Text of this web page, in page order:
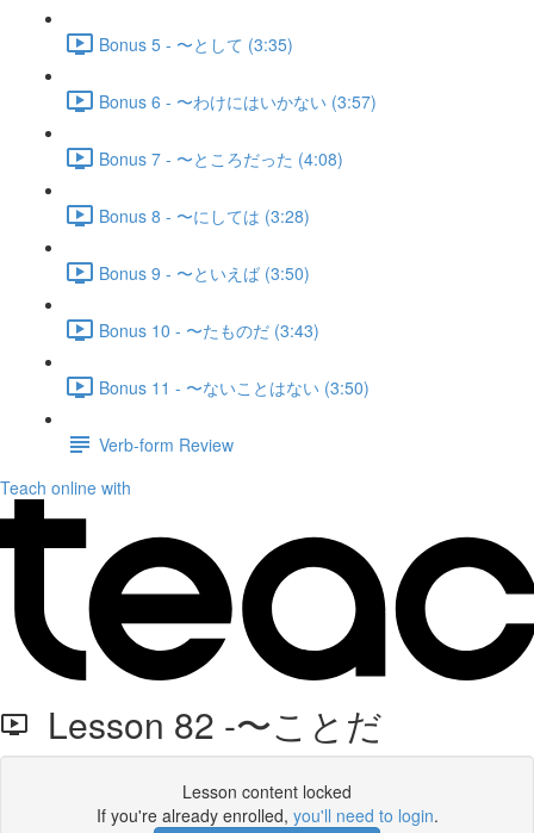
Bonus 5 - 〜として (3:35)
Bonus 6 - 〜わけにはいかない (3:57)
Bonus 7 - 〜ところだった (4:08)
Bonus 8 - 〜にしては (3:28)
Bonus 9 - 〜といえば (3:50)
Bonus 10 - 〜たものだ (3:43)
Bonus 11 - 〜ないことはない (3:50)
Verb-form Review
Teach online with
Lesson 82 -〜ことだ
Lesson content locked
If you're already enrolled, you'll need to login.